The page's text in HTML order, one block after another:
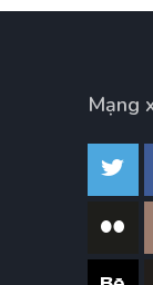
Mạng